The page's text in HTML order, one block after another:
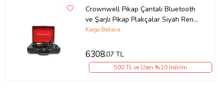
Crownwell Pikap Çantalı Bluetooth
ve Şarjlı Pikap Plakçalar Siyah Renk
(Karışık)
Kargo Bedava
6308,07 TL
500 TL ve Üzeri %10 İndirim